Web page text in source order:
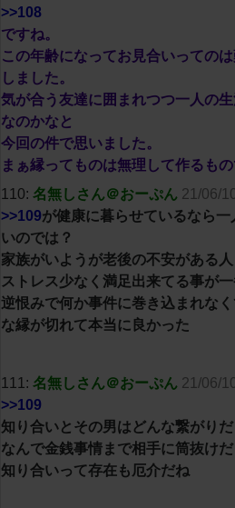
>>108
ですね。
この年齢になってお見合いっての
しました。
気が合う友達に囲まれつつ一人の
なのかなと
今回の件で思いました。
まぁ縁ってものは無理して作るもの
110: 名無しさん＠おーぷん 21/06/
>>109が健康に暮らせているなら
いのでは？
家族がいようが老後の不安がある
ストレス少なく満足出来てる事が
逆恨みで何か事件に巻き込まれな
な縁が切れて本当に良かった
111: 名無しさん＠おーぷん 21/06/
>>109
知り合いとその男はどんな繋がり
なんで金銭事情まで相手に筒抜け
知り合いって存在も厄介だね